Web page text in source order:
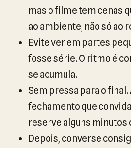
mas o filme tem cenas
ao ambiente, não só ao
Evite ver em partes
fosse série. O ritmo é
se acumula.
Sem pressa para o final.
fechamento que
reserve alguns minutos
Depois, converse